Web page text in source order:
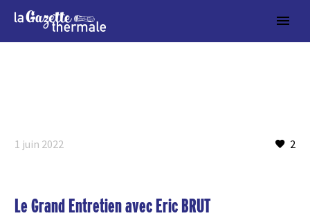
2
1 juin 2022
Le Grand Entretien avec Eric BRUT